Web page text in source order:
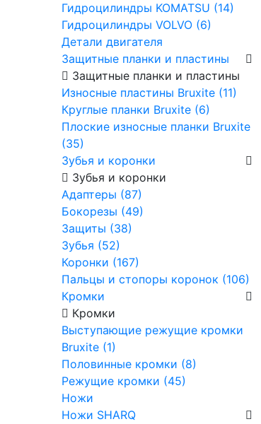
Гидроцилиндры KOMATSU (14)
Гидроцилиндры VOLVO (6)
Детали двигателя
Защитные планки и пластины
Защитные планки и пластины
Износные пластины Bruxite (11)
Круглые планки Bruxite (6)
Плоские износные планки Bruxite
(35)
Зубья и коронки
Зубья и коронки
Адаптеры (87)
Бокорезы (49)
Защиты (38)
Зубья (52)
Коронки (167)
Пальцы и стопоры коронок (106)
Кромки
Кромки
Выступающие режущие кромки
Bruxite (1)
Половинные кромки (8)
Режущие кромки (45)
Ножи
Ножи SHARQ